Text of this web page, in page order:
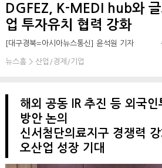
DGFEZ, K-MEDI hub와 글
업 투자유치 협력 강화
[대구경북=아시아뉴스통신] 윤석원 기자
뉴스홈 > 산업/경제/기업
해외 공동 IR 추진 등 외국인
방안 논의
신서첨단의료지구 경쟁력
오산업 성장 기대